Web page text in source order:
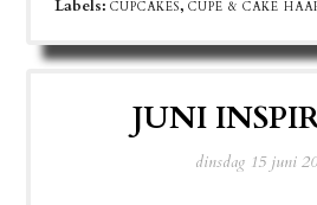
Labels:CUPCAKES,CUPE & CAKE
JUNI
dinsdag 15 juni